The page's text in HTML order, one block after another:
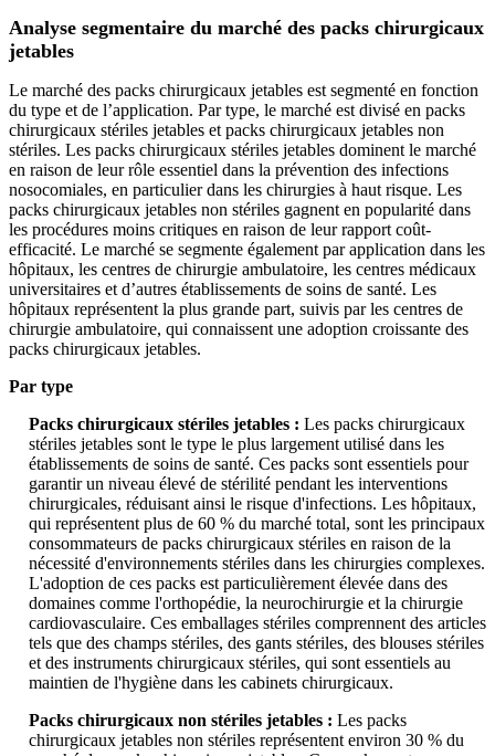
Analyse segmentaire du marché des packs chirurgicaux
jetables
Le marché des packs chirurgicaux jetables est segmenté en fonction
du type et de l’application. Par type, le marché est divisé en packs
chirurgicaux stériles jetables et packs chirurgicaux jetables non
stériles. Les packs chirurgicaux stériles jetables dominent le marché
en raison de leur rôle essentiel dans la prévention des infections
nosocomiales, en particulier dans les chirurgies à haut risque. Les
packs chirurgicaux jetables non stériles gagnent en popularité dans
les procédures moins critiques en raison de leur rapport coût-
efficacité. Le marché se segmente également par application dans les
hôpitaux, les centres de chirurgie ambulatoire, les centres médicaux
universitaires et d’autres établissements de soins de santé. Les
hôpitaux représentent la plus grande part, suivis par les centres de
chirurgie ambulatoire, qui connaissent une adoption croissante des
packs chirurgicaux jetables.
Par type
Packs chirurgicaux stériles jetables : Les packs chirurgicaux
stériles jetables sont le type le plus largement utilisé dans les
établissements de soins de santé. Ces packs sont essentiels pour
garantir un niveau élevé de stérilité pendant les interventions
chirurgicales, réduisant ainsi le risque d'infections. Les hôpitaux,
qui représentent plus de 60 % du marché total, sont les principaux
consommateurs de packs chirurgicaux stériles en raison de la
nécessité d'environnements stériles dans les chirurgies complexes.
L'adoption de ces packs est particulièrement élevée dans des
domaines comme l'orthopédie, la neurochirurgie et la chirurgie
cardiovasculaire. Ces emballages stériles comprennent des articles
tels que des champs stériles, des gants stériles, des blouses stériles
et des instruments chirurgicaux stériles, qui sont essentiels au
maintien de l'hygiène dans les cabinets chirurgicaux.
Packs chirurgicaux non stériles jetables : Les packs
chirurgicaux jetables non stériles représentent environ 30 % du